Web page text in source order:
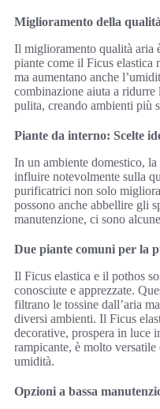
Miglioramento della
Il miglioramento qualità aria
piante come il Ficus elastica
ma aumentano anche
combinazione aiuta a ridurre
pulita, creando ambienti più
Piante da interno: Scelte
In un ambiente domestico,
influire notevolmente sulla
purificatrici non solo
possono anche abbellire gli
manutenzione, ci sono
Due piante comuni per la
Il Ficus elastica e il pothos
conosciute e apprezzate.
filtrano le tossine dall’aria
diversi ambienti. Il Ficus
decorative, prospera in luce
rampicante, è molto
umidità.
Opzioni a bassa